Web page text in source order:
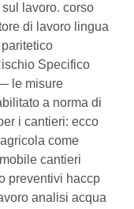
lavoro. corso
di lavoro lingua
Specifico
le misure
a norma di
i cantieri: ecco
come
cantieri
preventivi haccp
analisi acqua